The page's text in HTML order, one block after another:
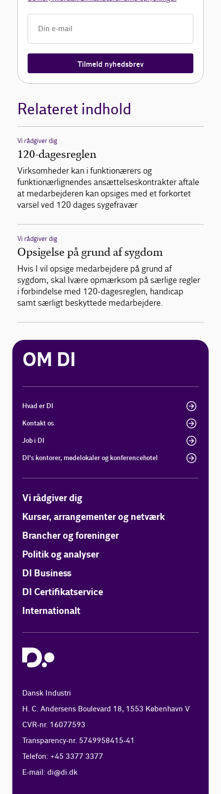
Tilmeld nyhedsbrev
Relateret indhold
Vi rådgiver dig
120-dagesreglen
Virksomheder kan i funktionærers og
funktionærlignendes ansættelseskontrakter aftale
at medarbejderen kan opsiges med et forkortet
varsel ved 120 dages sygefravær
Vi rådgiver dig
Opsigelse på grund af sygdom
Hvis I vil opsige medarbejdere på grund af
sygdom, skal Ivære opmærksom på særlige regler
i forbindelse med 120-dagesreglen, handicap
samt særligt beskyttede medarbejdere.
OM DI
Hvad er DI
Kontakt os
Job i DI
DI's kontorer, mødelokaler og konferencehotel
Vi rådgiver dig
Kurser, arrangementer og netværk
Brancher og foreninger
Politik og analyser
DI Business
DI Certifikatservice
Internationalt
Dansk Industri
H. C. Andersens Boulevard 18, 1553 København V
CVR-nr. 16077593
Transparency-nr. 5749958415-41
Telefon: +45 3377 3377
E-mail:di@di.dk